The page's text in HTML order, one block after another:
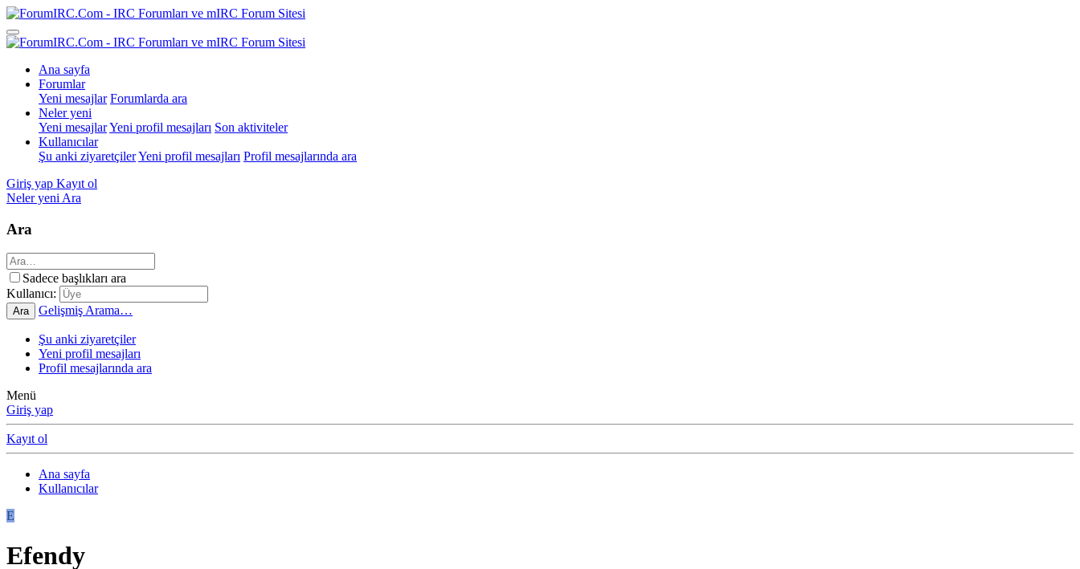
Ana sayfa
Forumlar
Yeni mesajlar Forumlarda ara
Neler yeni
Yeni mesajlarYeni profil mesajları Son aktiviteler
Kullanıcılar
Şu anki ziyaretçilerYeni profil mesajları Profil mesajlarında ara
Giriş yap Kayıt ol
Neler yeni Ara
Ara
Sadece başlıkları ara
Kullanıcı:
Ara Gelişmiş Arama…
Şu anki ziyaretçiler
Yeni profil mesajları
Profil mesajlarında ara
Menü
Giriş yap
Kayıt ol
Ana sayfa
Kullanıcılar
E
Efendy